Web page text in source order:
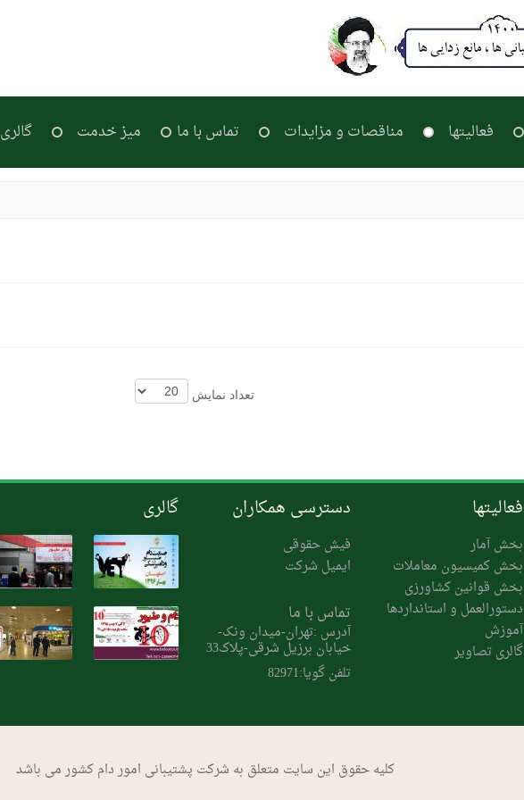
فعالیتها مناقصات و مزایدات تماس با ما میز خدمت گالری
تعداد نمایش
فعالیتها
بخش آمار
بخش کمیسیون معاملات
بخش قوانین کشاورزی
دستورالعمل و استانداردها
آموزش
گالری تصاویر
دسترسی همکاران
فیش حقوقی
ایمیل شرکت
تماس با ما
آدرس :تهران-میدان ونک-
خیابان برزیل شرقی-پلاک33
تلفن گویا:82971
گالری
کلیه حقوق این سایت متعلق به شرکت پشتیبانی امور دام کشور می باشد